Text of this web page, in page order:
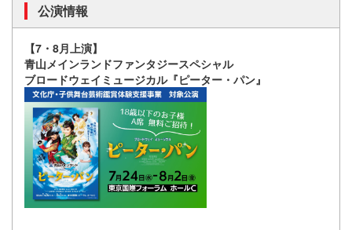
公演情報
【7・8月上演】
青山メインランドファンタジースペシャル
ブロードウェイミュージカル『ピーター・パン』